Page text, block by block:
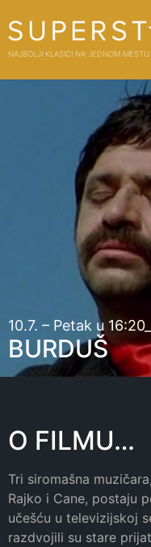
NAJBOLJI KLASICI NA JEDNOM MESTU
10.7. – Petak u
BURDUŠ
O FILMU…
Tri siromašna
Rajko i Cane, postaju
učešću u televizijskoj
razdvojili su stare